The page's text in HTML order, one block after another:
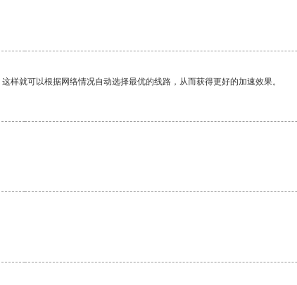
就可以根据网络情况自动选择最优的线路，从而获得更好的加速效果。